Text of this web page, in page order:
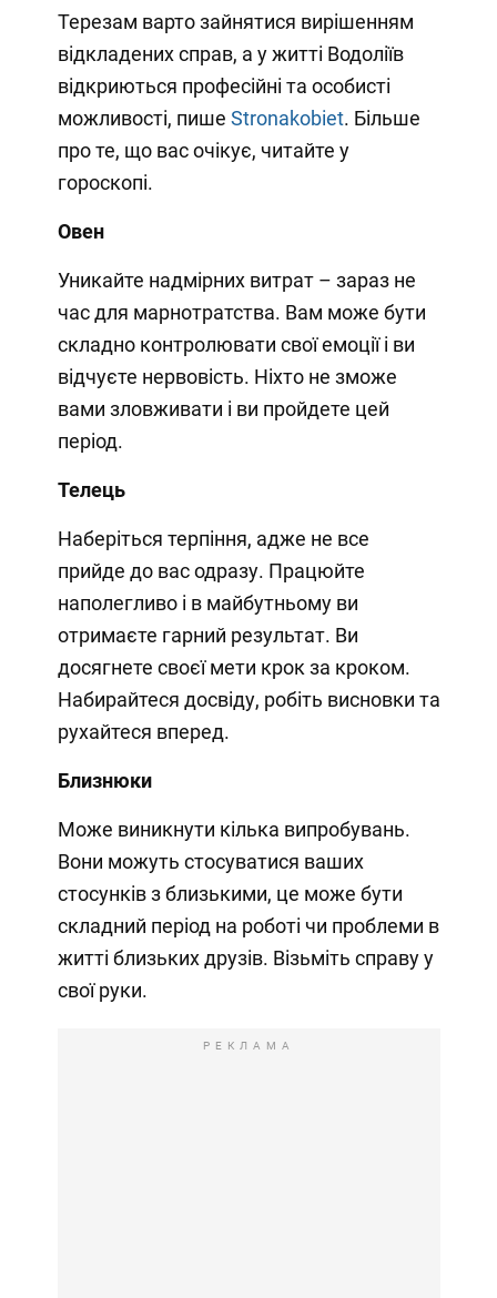
Терезам варто зайнятися вирішенням
відкладених справ, а у житті Водоліїв
відкриються професійні та особисті
можливості, пише Stronakobiet. Більше
про те, що вас очікує, читайте у
гороскопі.
Овен
Уникайте надмірних витрат – зараз не
час для марнотратства. Вам може бути
складно контролювати свої емоції і ви
відчуєте нервовість. Ніхто не зможе
вами зловживати і ви пройдете цей
період.
Телець
Наберіться терпіння, адже не все
прийде до вас одразу. Працюйте
наполегливо і в майбутньому ви
отримаєте гарний результат. Ви
досягнете своєї мети крок за кроком.
Набирайтеся досвіду, робіть висновки та
рухайтеся вперед.
Близнюки
Може виникнути кілька випробувань.
Вони можуть стосуватися ваших
стосунків з близькими, це може бути
складний період на роботі чи проблеми в
житті близьких друзів. Візьміть справу у
свої руки.
РЕКЛАМА